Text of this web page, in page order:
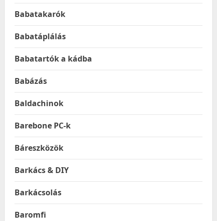
Babatakarók
Babatáplálás
Babatartók a kádba
Babázás
Baldachinok
Barebone PC-k
Báreszközök
Barkács & DIY
Barkácsolás
Baromfi